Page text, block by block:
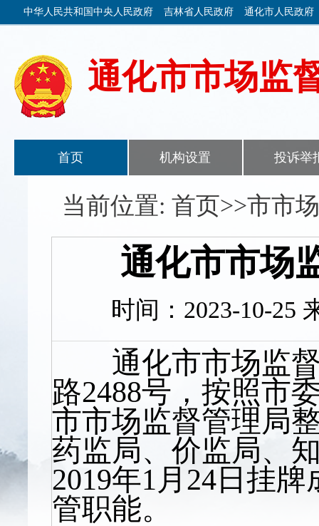
中华人民共和国中央人民政府 吉林省人民政府 通化市人民政府
通化市市场监
首页 机构设置 投诉举
当前位置: 首页>>市市
通化市市场
时间：2023-10-25
通化市市场监督
路2488号，按照市
市市场监督管理局
药监局、价监局、
2019年1月24日挂
管职能。